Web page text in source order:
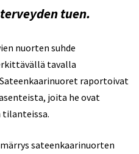
tuen.
nuorten suhde
tavalla
raportoivat
joita he ovat
tilanteissa.
sateenkaarinuorten